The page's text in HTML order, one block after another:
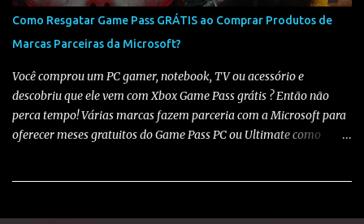
costumam chegar ao Game Pass entre maio e junho . Mesmo sem
uma data oficial definida, todos os títulos recentes seguiram esse
padrão, sendo adicionados ao catálogo ano após ano. Com base
nisso, é bem provável que o EA FC 26 chegue ao Game Pa...
Como Resgatar Game Pass GRÁTIS ao Comprar Produtos de
Marcas Parceiras da Microsoft?
Você comprou um PC gamer, notebook, TV ou acessório e
descobriu que ele vem com Xbox Game Pass grátis ? Então não
perca tempo! Várias marcas fazem parceria com a Microsoft para
oferecer meses gratuitos do Game Pass PC ou Ultimate como